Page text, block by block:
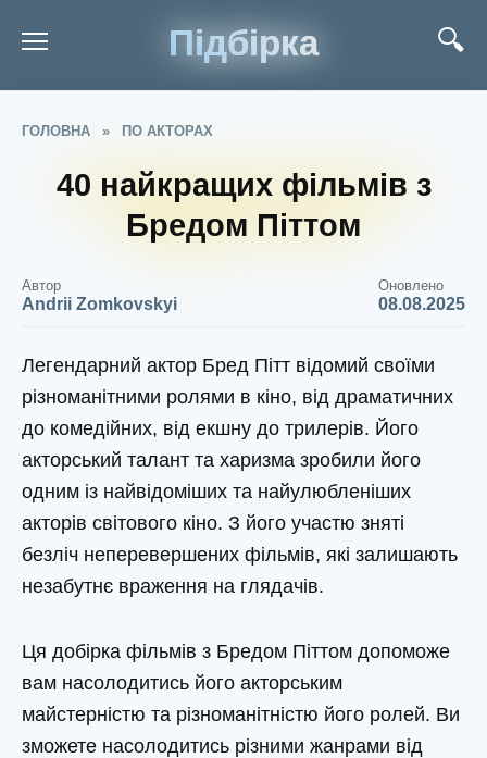
Підбірка
ГОЛОВНА » ПО АКТОРАХ
40 найкращих фільмів з
Бредом Піттом
Автор
Andrii Zomkovskyi
Оновлено
08.08.2025
Легендарний актор Бред Пітт відомий своїми
різноманітними ролями в кіно, від драматичних
до комедійних, від екшну до трилерів. Його
акторський талант та харизма зробили його
одним із найвідоміших та найулюбленіших
акторів світового кіно. З його участю зняті
безліч неперевершених фільмів, які залишають
незабутнє враження на глядачів.
Ця добірка фільмів з Бредом Піттом допоможе
вам насолодитись його акторським
майстерністю та різноманітністю його ролей. Ви
зможете насолодитись різними жанрами від